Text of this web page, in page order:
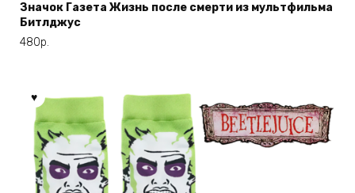
Значок Газета Жизнь после смерти из мультфильма
Битлджус
480р.